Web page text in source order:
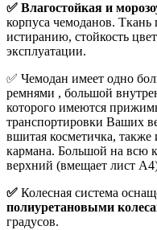
✅ Влагостойкая и
корпуса чемоданов. Ткань
истиранию, стойкость
эксплуатации.
✅ Чемодан имеет одно
ремнями , большой
которого имеются
транспортировки Ваших
вшитая косметичка,
кармана. Большой на всю
верхний (вмещает лист
✅ Колесная система
полиуретановыми
градусов.